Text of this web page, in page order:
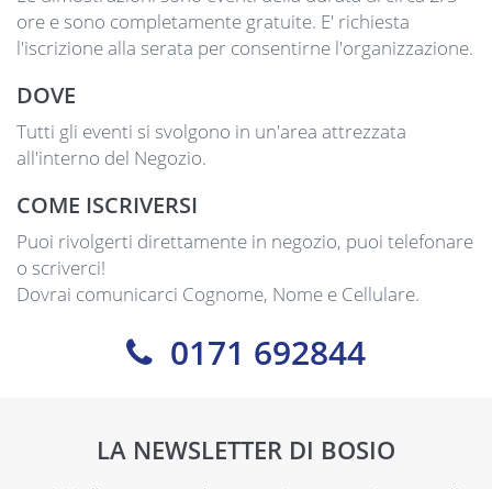
ore e sono completamente gratuite. E' richiesta
l'iscrizione alla serata per consentirne l'organizzazione.
DOVE
Tutti gli eventi si svolgono in un'area attrezzata
all'interno del Negozio.
COME ISCRIVERSI
Puoi rivolgerti direttamente in negozio, puoi telefonare
o scriverci!
Dovrai comunicarci Cognome, Nome e Cellulare.
0171 692844
LA NEWSLETTER DI BOSIO